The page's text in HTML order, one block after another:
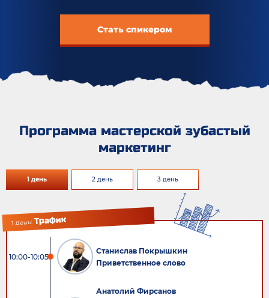
Стать спикером
Программа мастерской зубастый
маркетинг
1 день 2 день 3 день
1 день:Трафик
10:00-10:05
Станислав Покрышкин
Приветственное слово
Анатолий Фирсанов